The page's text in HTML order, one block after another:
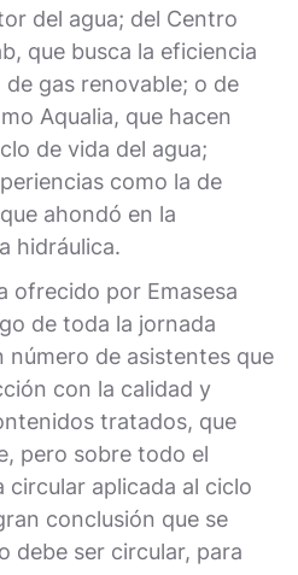
del agua; del Centro
que busca la eficiencia
gas renovable; o de
Aqualia, que hacen
de vida del agua;
como la de
ahondó en la
hidráulica.
ofrecido por Emasesa
de toda la jornada
número de asistentes que
con la calidad y
tratados, que
pero sobre todo el
aplicada al ciclo
conclusión que se
debe ser circular, para